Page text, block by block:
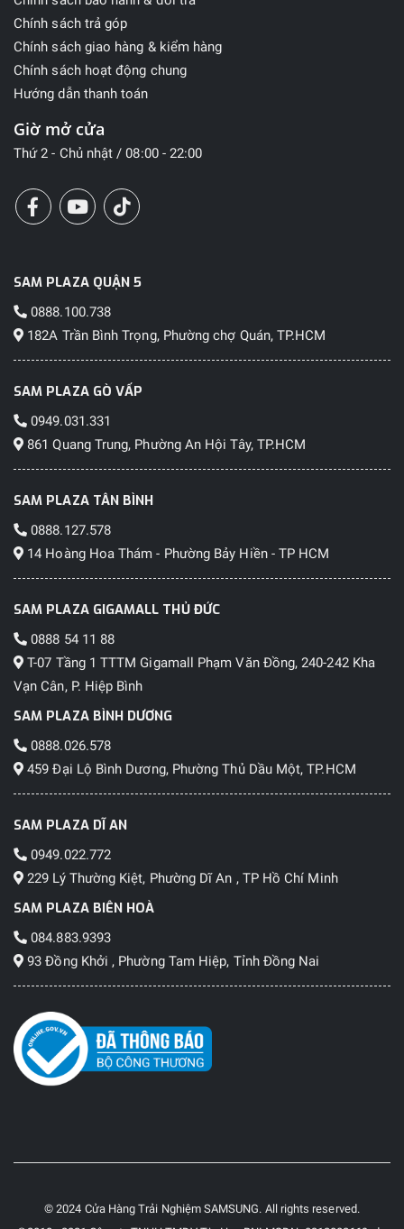
Chính sách trả góp
Chính sách giao hàng & kiểm hàng
Chính sách hoạt động chung
Hướng dẫn thanh toán
Giờ mở cửa
Thứ 2 - Chủ nhật / 08:00 - 22:00
SAM PLAZA QUẬN 5
0888.100.738
182A Trần Bình Trọng, Phường chợ Quán, TP.HCM
SAM PLAZA GÒ VẤP
0949.031.331
861 Quang Trung, Phường An Hội Tây, TP.HCM
SAM PLAZA TÂN BÌNH
0888.127.578
14 Hoàng Hoa Thám - Phường Bảy Hiền - TP HCM
SAM PLAZA GIGAMALL THỦ ĐỨC
0888 54 11 88
T-07 Tầng 1 TTTM Gigamall Phạm Văn Đồng, 240-242 Kha
Vạn Cân, P. Hiệp Bình
SAM PLAZA BÌNH DƯƠNG
0888.026.578
459 Đại Lộ Bình Dương, Phường Thủ Dầu Một, TP.HCM
SAM PLAZA DĨ AN
0949.022.772
229 Lý Thường Kiệt, Phường Dĩ An , TP Hồ Chí Minh
SAM PLAZA BIÊN HOÀ
084.883.9393
93 Đồng Khởi , Phường Tam Hiệp, Tỉnh Đồng Nai
© 2024 Cửa Hàng Trải Nghiệm SAMSUNG. All rights reserved.